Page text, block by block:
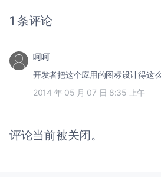
1 条评论
呵呵
2014 年 05 月 07 日 8:35 上午
评论当前被关闭。